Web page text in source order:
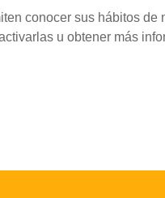
conocer sus hábitos de
u obtener más